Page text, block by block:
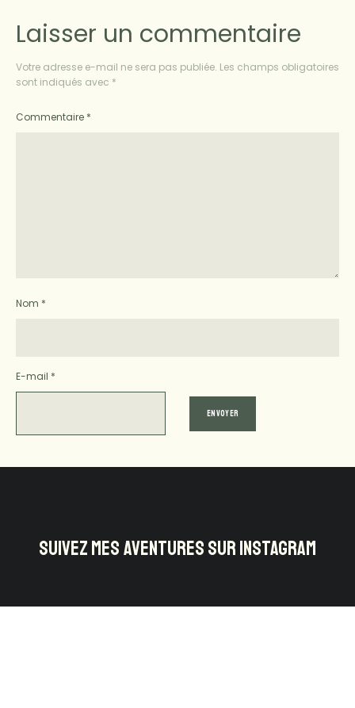
Laisser un commentaire
Votre adresse e-mail ne sera pas publiée. Les champs obligatoires
sont indiqués avec *
Commentaire *
Nom *
E-mail *
SUIVEZ MES AVENTURES SUR INSTAGRAM